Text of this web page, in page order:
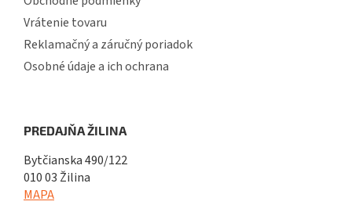
Vrátenie tovaru
Reklamačný a záručný poriadok
Osobné údaje a ich ochrana
PREDAJŇA ŽILINA
Bytčianska 490/122
010 03 Žilina
MAPA